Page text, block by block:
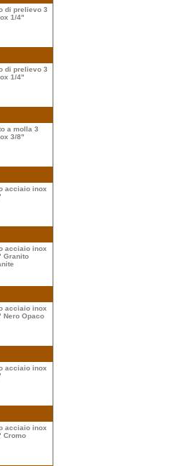
di prelievo 3
1/4"
di prelievo 3
1/4"
a molla 3
3/8"
acciaio inox
acciaio inox
Granito
acciaio inox
Nero Opaco
acciaio inox
acciaio inox
Cromo